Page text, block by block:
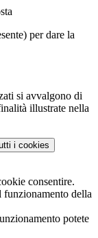
per dare la
si avvalgono di
illustrate nella
i cookies
consentire.
funzionamento della
potete